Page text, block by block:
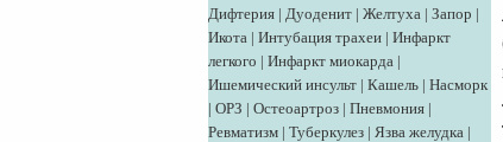
Дифтерия | Дуоденит | Желтуха | Запор |
Икота | Интубация трахеи | Инфаркт
легкого | Инфаркт миокарда |
Ишемический инсульт | Кашель | Насморк
| ОРЗ | Остеоартроз | Пневмония |
Ревматизм | Туберкулез | Язва желудка |